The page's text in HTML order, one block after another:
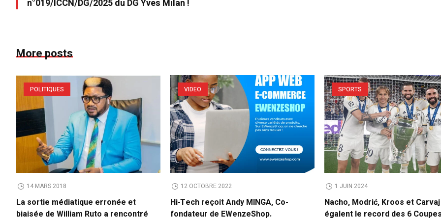
n°019/ICCN/DG/2025 du DG Yves Milan !
More posts
POLITIQUES
14 MARS 2018
La sortie médiatique erronée et
biaisée de William Ruto a rencontré
VIDEO
12 OCTOBRE 2022
Hi-Tech reçoit Andy MINGA, Co-
fondateur de EWenzeShop.
SPORTS
1 JUIN 2024
Nacho, Modrić, Kroos et
égalent le record des 6